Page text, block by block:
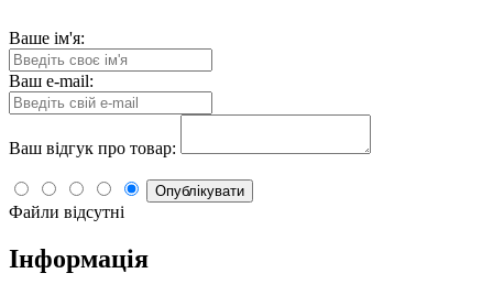
Ваше ім'я:
Ваш e-mail:
Ваш відгук про товар:
Опублікувати
Файли відсутні
Інформація